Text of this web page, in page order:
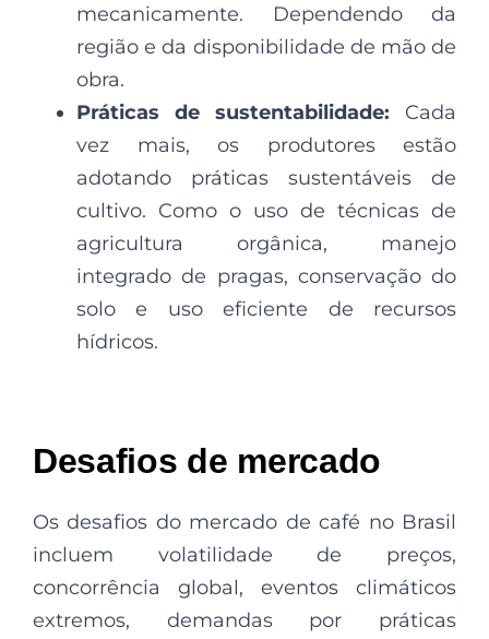
mecanicamente. Dependendo da
região e da disponibilidade de mão de
obra.
Práticas de sustentabilidade: Cada
vez mais, os produtores estão
adotando práticas sustentáveis de
cultivo. Como o uso de técnicas de
agricultura orgânica, manejo
integrado de pragas, conservação do
solo e uso eficiente de recursos
hídricos.
Desafios de mercado
Os desafios do mercado de café no Brasil
incluem volatilidade de preços,
concorrência global, eventos climáticos
extremos, demandas por práticas